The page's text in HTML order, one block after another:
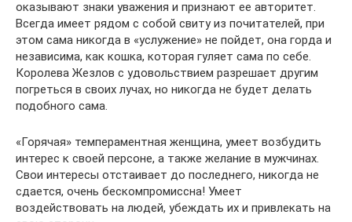
оказывают знаки уважения и признают ее авторитет.
Всегда имеет рядом с собой свиту из почитателей, при
этом сама никогда в «услужение» не пойдет, она горда и
независима, как кошка, которая гуляет сама по себе.
Королева Жезлов с удовольствием разрешает другим
погреться в своих лучах, но никогда не будет делать
подобного сама.
«Горячая» темпераментная женщина, умеет возбудить
интерес к своей персоне, а также желание в мужчинах.
Свои интересы отстаивает до последнего, никогда не
сдается, очень бескомпромиссна! Умеет
воздействовать на людей, убеждать их и привлекать на